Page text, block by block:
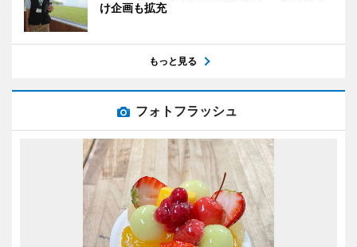
け企画も拡充
もっと見る
フォトフラッシュ